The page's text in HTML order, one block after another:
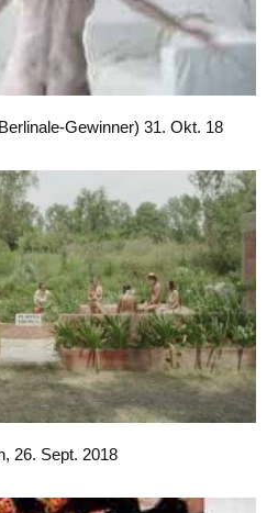
Gewinner) 31. Okt. 18
26. Sept. 2018